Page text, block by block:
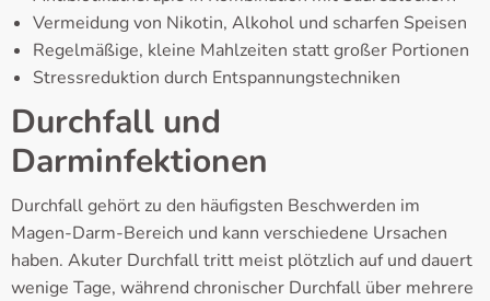
Vermeidung von Nikotin, Alkohol und scharfen Speisen
Regelmäßige, kleine Mahlzeiten statt großer Portionen
Stressreduktion durch Entspannungstechniken
Durchfall und
Darminfektionen
Durchfall gehört zu den häufigsten Beschwerden im
Magen-Darm-Bereich und kann verschiedene Ursachen
haben. Akuter Durchfall tritt meist plötzlich auf und dauert
wenige Tage, während chronischer Durchfall über mehrere